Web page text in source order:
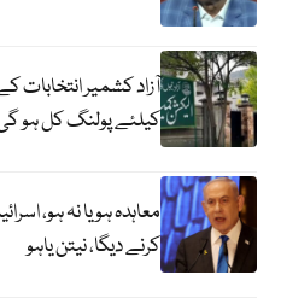
کیلئے پولنگ کل ہو
معاہدہ ہو یا نہ ہو،
کرنے دیگا، نیتن یاہو